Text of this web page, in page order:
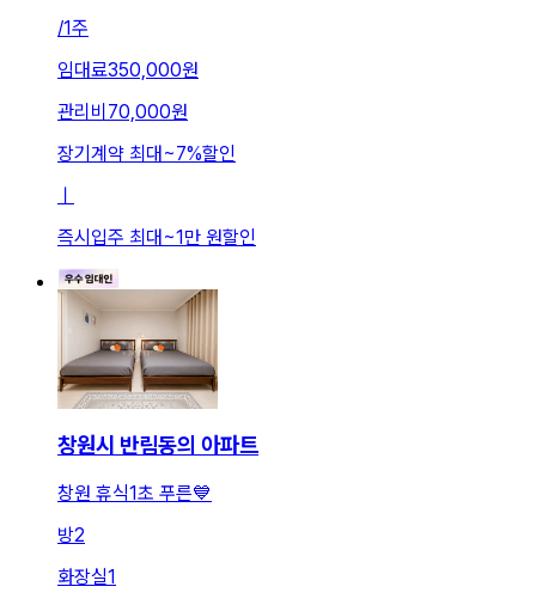
/1주
임대료350,000원
관리비 70,000원
장기계약 최대 ~7%할인
즉시입주 최대 ~1만 원할인
창원시 반림동의 아파트
창원 휴식1초 푸른💙
방2
화장실1